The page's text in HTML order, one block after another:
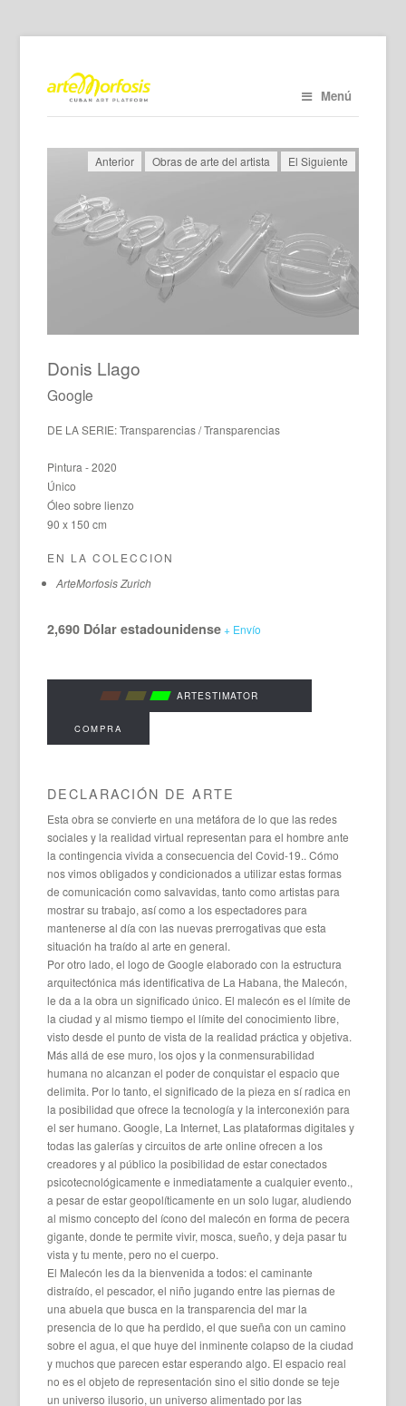
Menú
Anterior Obras de arte del artista El Siguiente
Donis Llago
Google
DE LA SERIE: Transparencias / Transparencias
Pintura - 2020
Único
Óleo sobre lienzo
90 x 150 cm
EN LA COLECCION
ArteMorfosis Zurich
2,690 Dólar estadounidense + Envío
ARTESTIMATOR
COMPRA
DECLARACIÓN DE ARTE
Esta obra se convierte en una metáfora de lo que las redes
sociales y la realidad virtual representan para el hombre ante
la contingencia vivida a consecuencia del Covid-19.. Cómo
nos vimos obligados y condicionados a utilizar estas formas
de comunicación como salvavidas, tanto como artistas para
mostrar su trabajo, así como a los espectadores para
mantenerse al día con las nuevas prerrogativas que esta
situación ha traído al arte en general.
Por otro lado, el logo de Google elaborado con la estructura
arquitectónica más identificativa de La Habana, the Malecón,
le da a la obra un significado único. El malecón es el límite de
la ciudad y al mismo tiempo el límite del conocimiento libre,
visto desde el punto de vista de la realidad práctica y objetiva.
Más allá de ese muro, los ojos y la conmensurabilidad
humana no alcanzan el poder de conquistar el espacio que
delimita. Por lo tanto, el significado de la pieza en sí radica en
la posibilidad que ofrece la tecnología y la interconexión para
el ser humano. Google, La Internet, Las plataformas digitales y
todas las galerías y circuitos de arte online ofrecen a los
creadores y al público la posibilidad de estar conectados
psicotecnológicamente e inmediatamente a cualquier evento.,
a pesar de estar geopolíticamente en un solo lugar, aludiendo
al mismo concepto del ícono del malecón en forma de pecera
gigante, donde te permite vivir, mosca, sueño, y deja pasar tu
vista y tu mente, pero no el cuerpo.
El Malecón les da la bienvenida a todos: el caminante
distraído, el pescador, el niño jugando entre las piernas de
una abuela que busca en la transparencia del mar la
presencia de lo que ha perdido, el que sueña con un camino
sobre el agua, el que huye del inminente colapso de la ciudad
y muchos que parecen estar esperando algo. El espacio real
no es el objeto de representación sino el sitio donde se teje
un universo ilusorio, un universo alimentado por las